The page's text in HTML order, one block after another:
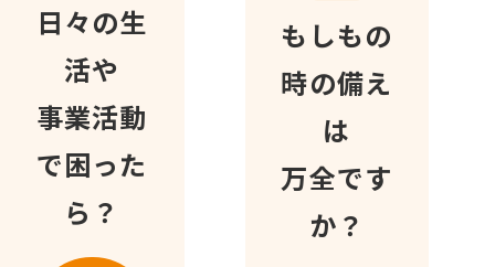
日々の生
活や
事業活動
で困った
ら？
もしもの
時の備え
は
万全です
か？